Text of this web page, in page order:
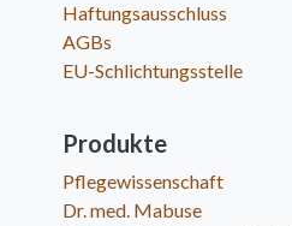
Haftungsausschluss
AGBs
EU-Schlichtungsstelle
Produkte
Pflegewissenschaft
Dr. med. Mabuse